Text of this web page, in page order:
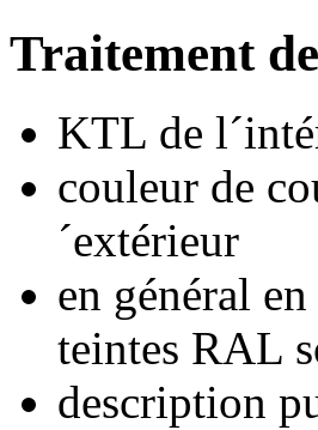
Traitement
KTL de
couleur de
´extérieur
en général
teintes RAL
description